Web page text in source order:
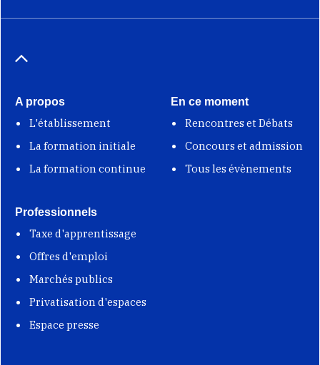
A propos
L'établissement
La formation initiale
La formation continue
En ce moment
Rencontres et Débats
Concours et admission
Tous les évènements
Professionnels
Taxe d'apprentissage
Offres d'emploi
Marchés publics
Privatisation d'espaces
Espace presse